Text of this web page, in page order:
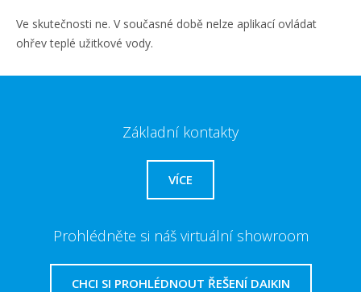
Ve skutečnosti ne. V současné době nelze aplikací ovládat
ohřev teplé užitkové vody.
Základní kontakty
VÍCE
Prohlédněte si náš virtuální showroom
CHCI SI PROHLÉDNOUT ŘEŠENÍ DAIKIN